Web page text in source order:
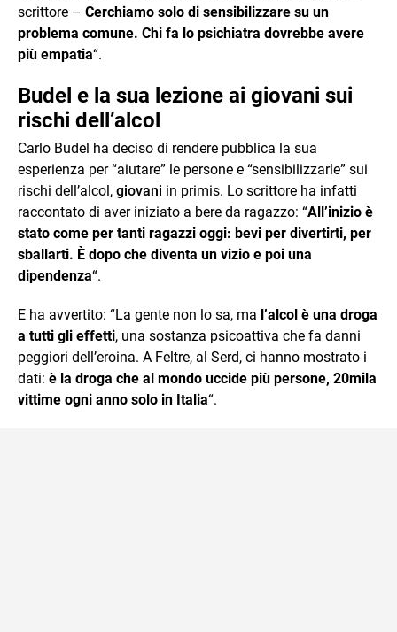
scrittore – Cerchiamo solo di sensibilizzare su un
problema comune. Chi fa lo psichiatra dovrebbe avere
più empatia“.
Budel e la sua lezione ai giovani sui
rischi dell’alcol
Carlo Budel ha deciso di rendere pubblica la sua
esperienza per “aiutare” le persone e “sensibilizzarle” sui
rischi dell’alcol, giovani in primis. Lo scrittore ha infatti
raccontato di aver iniziato a bere da ragazzo: “All’inizio è
stato come per tanti ragazzi oggi: bevi per divertirti, per
sballarti. È dopo che diventa un vizio e poi una
dipendenza“.
E ha avvertito: “La gente non lo sa, ma l’alcol è una droga
a tutti gli effetti, una sostanza psicoattiva che fa danni
peggiori dell’eroina. A Feltre, al Serd, ci hanno mostrato i
dati: è la droga che al mondo uccide più persone, 20mila
vittime ogni anno solo in Italia“.